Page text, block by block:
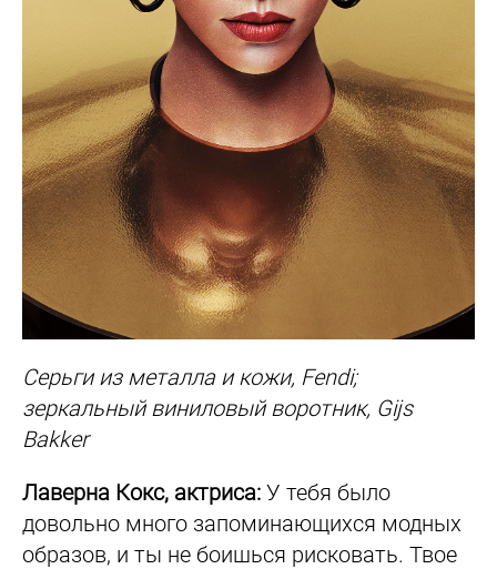
Серьги из металла и кожи, Fendi;
зеркальный виниловый воротник, Gijs
Bakker
Лаверна Кокс, актриса: У тебя было
довольно много запоминающихся модных
образов, и ты не боишься рисковать. Твое